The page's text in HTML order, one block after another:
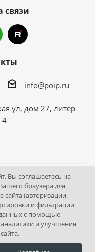
связи
info@poip.ru
ул, дом 27, литер
4
Интернет
ул, дом 27, литер А,
Вы соглашаетесь на
браузера для
(авторизации,
и фильтрации
данных с помощью
и улучшения